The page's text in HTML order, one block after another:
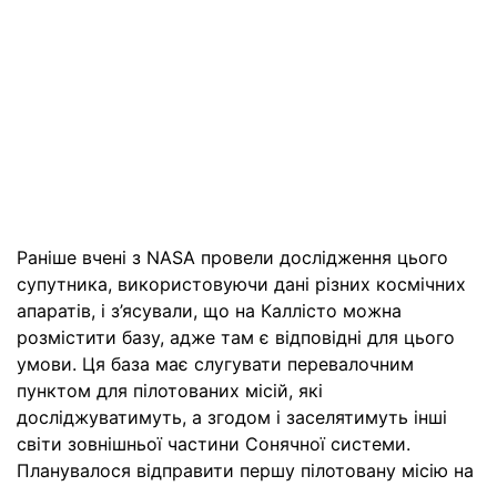
Раніше вчені з NASA провели дослідження цього
супутника, використовуючи дані різних космічних
апаратів, і з’ясували, що на Каллісто можна
розмістити базу, адже там є відповідні для цього
умови. Ця база має слугувати перевалочним
пунктом для пілотованих місій, які
досліджуватимуть, а згодом і заселятимуть інші
світи зовнішньої частини Сонячної системи.
Планувалося відправити першу пілотовану місію на